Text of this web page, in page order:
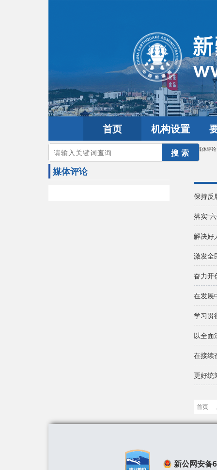
首页 机构设置
您的当前位置：首页>2025年学习贯彻党的二十届四中全会精神 媒体评论
媒体评论
保持反
落实“
解决好
激发全
奋力开
在发展
学习贯
以全面
在接续
更好统
首页
新公网安备